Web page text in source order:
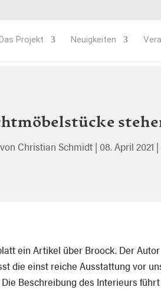
Projekt Neuigkeiten
von Christian Schmidt| 08. April 2021 |
ein Artikel über Broock. Der Autor
die einst reiche Ausstattung vor
Beschreibung des Interieurs